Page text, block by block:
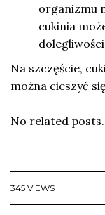
organizmu
cukinia
Na szczęście,
można cieszyć
No related posts.
345 VIEWS